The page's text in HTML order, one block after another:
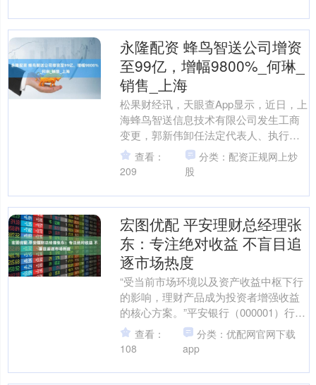
同，合同有....
永隆配资 蜂鸟智送公司增资
至99亿，增幅9800%_何琳_
销售_上海
松果财经讯，天眼查App显示，近日，上
海蜂鸟智送信息技术有限公司发生工商
变更，郭新伟卸任法定代表人、执行董
事、经理，由何琳任法定代表人、董
事、经理；同时该公司注....
查看：
209
分类：配资正规网上炒
股
宏图优配 平安理财总经理张
东：专注绝对收益 不盲目追
逐市场热度
“受当前市场环境以及资产收益中枢下行
的影响，理财产品成为投资者增强收益
的核心方案。”平安银行（000001）行长
助理王军在近日举办的理财服务升级发
布会上说。 作....
查看：
108
分类：优配网官网下载
app